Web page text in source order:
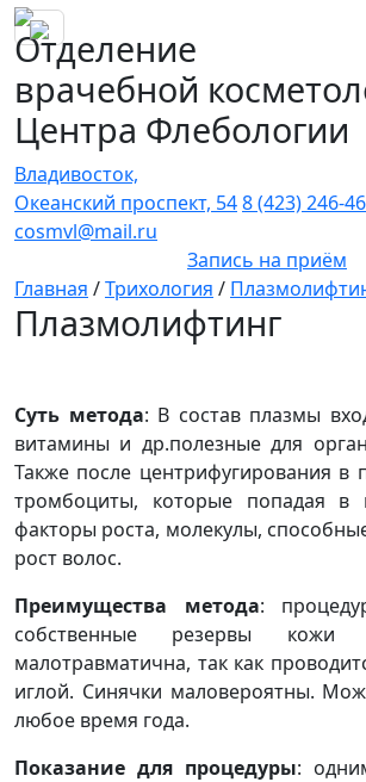
Отделение
врачебной
Центра Флебологии
Владивосток,
Океанский проспект, 548 (423) 246-
cosmvl@mail.ru
Запись на приём
Главная /Трихология /
Плазмолифтинг
Суть метода: В состав плазмы
витамины и др.полезные для
Также после центрифугирования в
тромбоциты, которые попадая в
факторы роста, молекулы,
рост волос.
Преимущества метода:
собственные резервы кожи
малотравматична, так как
иглой. Синячки маловероятны.
любое время года.
Показание для процедуры: